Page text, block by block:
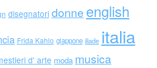
disegnatori donne english
Frida Kahlo giappone iliade italia
d' arte moda musica